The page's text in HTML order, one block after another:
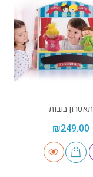
תאטרון בובות
₪249.00